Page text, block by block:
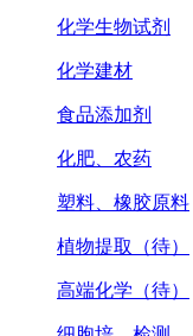
化学生物试剂
化学建材
食品添加剂
化肥、农药
塑料、橡胶原料
植物提取（待）
高端化学（待）